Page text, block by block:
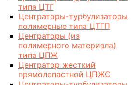
типа ЦТГ
Центраторы-турбулизаторы
полимерные типа ЦТГП
Центраторы (из
полимерного материала)
типа ЦПЖ
Центратор жесткий
прямолопастной ЦПЖС